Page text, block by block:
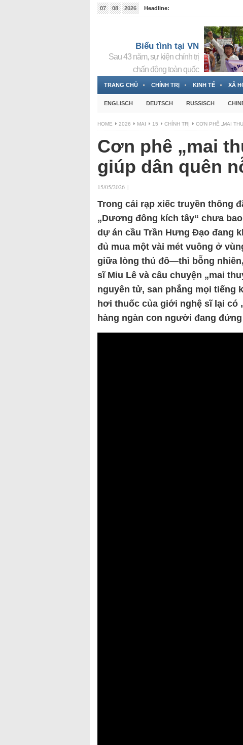
07 08 2026
Headline:
Biểu tình tại VN
Sau 43 năm, sự kiện chính trị
chấn động toàn quốc
TRANG CHỦ CHÍNH TRỊ KINH TẾ XÃ
ENGLISCH DEUTSCH RUSSISCH
HOME 2026 MAI 15 CHÍNH TRỊ CƠN PHÊ „MAI
Cơn phê „mai
giúp dân quên
15/05/2026 |
Trong cái rạp xiếc truyền thông
„Dương đông kích tây“ chưa
dự án cầu Trần Hưng Đạo đang
đủ mua một vài mét vuông ở
giữa lòng thủ đô—thì bỗng
sĩ Miu Lê và câu chuyện „mai
nguyên tử, san phẳng mọi tiếng
hơi thuốc của giới nghệ sĩ lại
hàng ngàn con người đang